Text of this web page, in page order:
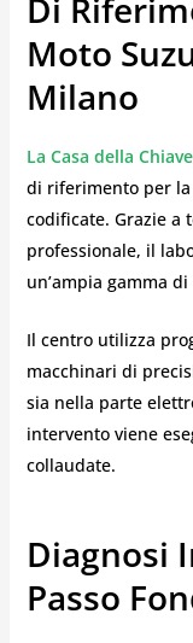
Di
Moto
Milano
La Casa della Chiave
di riferimento per la
codificate. Grazie a
professionale, il
un’ampia gamma
Il centro utilizza
macchinari di
sia nella parte
intervento viene
collaudate.
Diagnosi
Passo